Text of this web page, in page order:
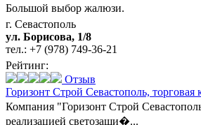
Большой выбор жалюзи.
г. Севастополь
ул. Борисова, 1/8
тел.: +7 (978) 749-36-21
Рейтинг:
Отзыв
Горизонт Строй Севастополь, торговая
Компания "Горизонт Строй
реализацией светозащи�...